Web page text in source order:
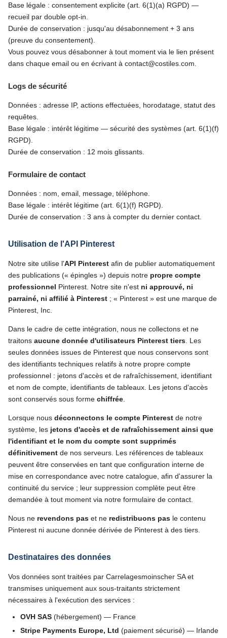
Base légale : consentement explicite (art. 6(1)(a) RGPD) —
recueil par double opt-in.
Durée de conservation : jusqu'au désabonnement + 3 ans
(preuve du consentement).
Vous pouvez vous désabonner à tout moment via le lien présent
dans chaque email ou en écrivant à contact@costiles.com.
Logs de sécurité
Données : adresse IP, actions effectuées, horodatage, statut des
requêtes.
Base légale : intérêt légitime — sécurité des systèmes (art. 6(1)(f)
RGPD).
Durée de conservation : 12 mois glissants.
Formulaire de contact
Données : nom, email, message, téléphone.
Base légale : intérêt légitime (art. 6(1)(f) RGPD).
Durée de conservation : 3 ans à compter du dernier contact.
Utilisation de l'API Pinterest
Notre site utilise l'API Pinterest afin de publier automatiquement
des publications (« épingles ») depuis notre propre compte
professionnel Pinterest. Notre site n'est ni approuvé, ni
parrainé, ni affilié à Pinterest ; « Pinterest » est une marque de
Pinterest, Inc.
Dans le cadre de cette intégration, nous ne collectons et ne
traitons aucune donnée d'utilisateurs Pinterest tiers. Les
seules données issues de Pinterest que nous conservons sont
des identifiants techniques relatifs à notre propre compte
professionnel : jetons d'accès et de rafraîchissement, identifiant
et nom de compte, identifiants de tableaux. Les jetons d'accès
sont conservés sous forme chiffrée.
Lorsque nous déconnectons le compte Pinterest de notre
système, les jetons d'accès et de rafraîchissement ainsi que
l'identifiant et le nom du compte sont supprimés
définitivement de nos serveurs. Les références de tableaux
peuvent être conservées en tant que configuration interne de
mise en correspondance avec notre catalogue, afin d'assurer la
continuité du service ; leur suppression complète peut être
demandée à tout moment via notre formulaire de contact.
Nous ne revendons pas et ne redistribuons pas le contenu
Pinterest ni aucune donnée dérivée de Pinterest à des tiers.
Destinataires des données
Vos données sont traitées par Carrelagesmoinscher SA et
transmises uniquement aux sous-traitants strictement
nécessaires à l'exécution des services :
OVH SAS (hébergement) — France
Stripe Payments Europe, Ltd (paiement sécurisé) — Irlande